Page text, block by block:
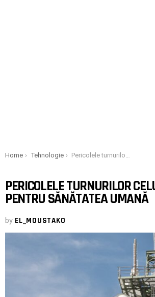
You are here:
Home Tehnologie Pericolele turnurilor celulare pentru sănătatea umană
PERICOLELE TURNURILOR
PENTRU SĂNĂTATEA UMANĂ
by EL_MOUSTAKO